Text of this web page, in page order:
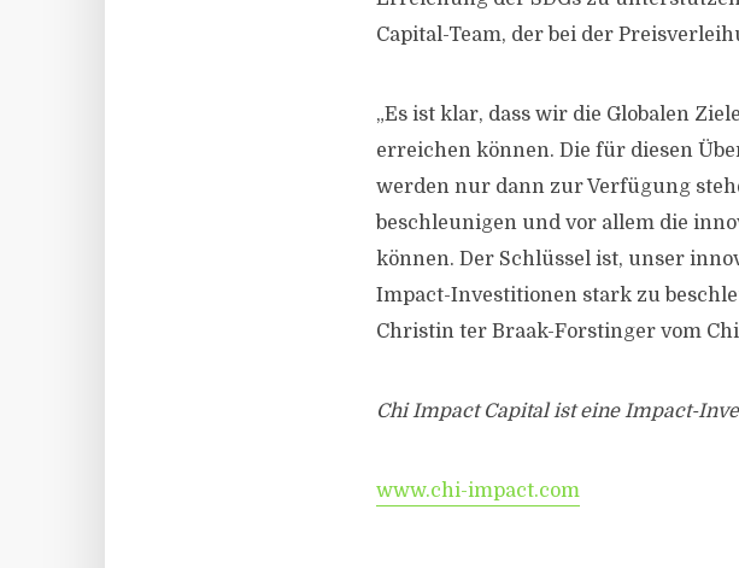
Capital-Team, der bei der
„Es ist klar, dass wir die Globalen
erreichen können. Die für diesen
werden nur dann zur Verfügung
beschleunigen und vor allem die
können. Der Schlüssel ist, unser
Impact-Investitionen stark zu
Christin ter Braak-Forstinger vom
Chi Impact Capital ist eine Impact-
www.chi-impact.com